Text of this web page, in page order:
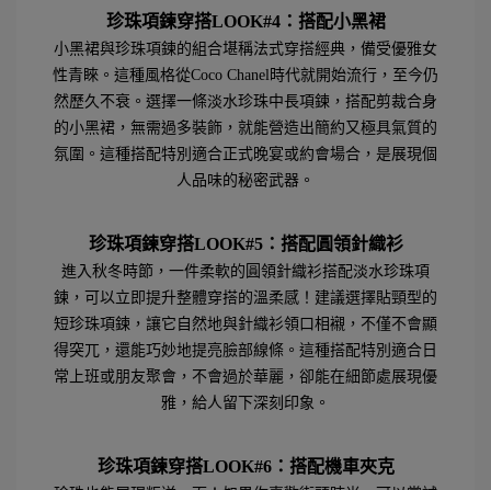
珍珠項鍊穿搭LOOK#4：搭配小黑裙
小黑裙與珍珠項鍊的組合堪稱法式穿搭經典，備受優雅女
性青睞。這種風格從Coco Chanel時代就開始流行，至今仍
然歷久不衰。選擇一條淡水珍珠中長項鍊，搭配剪裁合身
的小黑裙，無需過多裝飾，就能營造出簡約又極具氣質的
氛圍。這種搭配特別適合正式晚宴或約會場合，是展現個
人品味的秘密武器。
珍珠項鍊穿搭LOOK#5：搭配圓領針織衫
進入秋冬時節，一件柔軟的圓領針織衫搭配淡水珍珠項
鍊，可以立即提升整體穿搭的溫柔感！建議選擇貼頸型的
短珍珠項鍊，讓它自然地與針織衫領口相襯，不僅不會顯
得突兀，還能巧妙地提亮臉部線條。這種搭配特別適合日
常上班或朋友聚會，不會過於華麗，卻能在細節處展現優
雅，給人留下深刻印象。
珍珠項鍊穿搭LOOK#6：搭配機車夾克